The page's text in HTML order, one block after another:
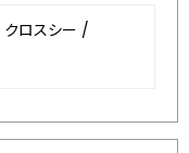
クロスシー /